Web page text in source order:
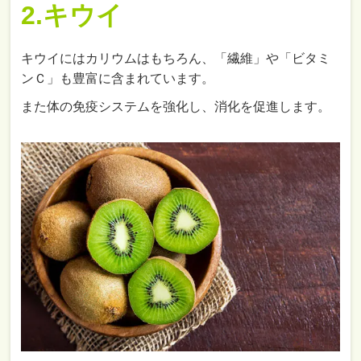
2.キウイ
キウイにはカリウムはもちろん、「繊維」や「ビタミ
ンＣ」も豊富に含まれています。
また体の免疫システムを強化し、消化を促進します。